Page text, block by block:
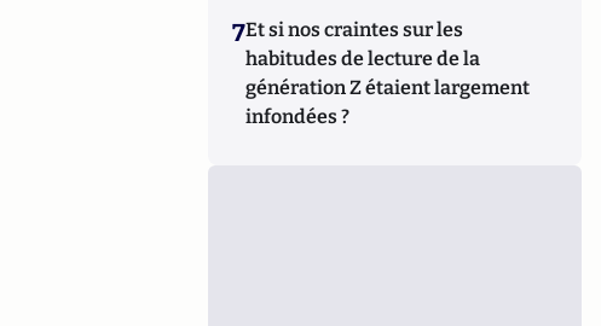
7Et si nos craintes sur les
habitudes de lecture de la
génération Z étaient largement
infondées ?